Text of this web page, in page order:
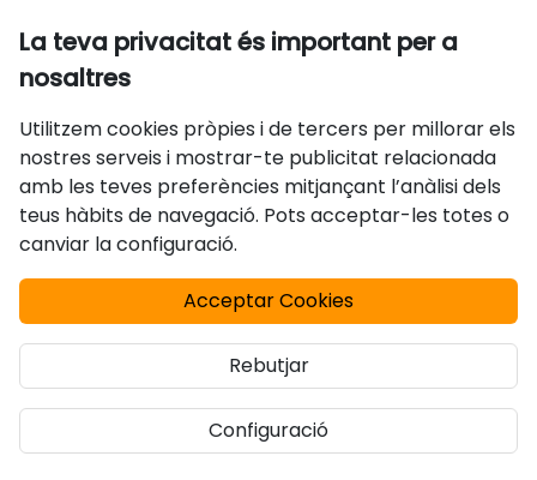
Certificats
Avís Legal Política de privacitat Política de cookies
La teva privacitat és important per a
nosaltres
Utilitzem cookies pròpies i de tercers per millorar els
nostres serveis i mostrar-te publicitat relacionada
amb les teves preferències mitjançant l’anàlisi dels
teus hàbits de navegació. Pots acceptar-les totes o
canviar la configuració.
Configuració
Rebutjar
Acceptar Cookies